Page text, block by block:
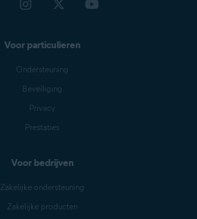
Voor particulieren
Ondersteuning
Beveiliging
Privacy
Prestaties
Voor bedrijven
Zakelijke ondersteuning
Zakelijke producten